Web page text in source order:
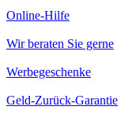
Online-Hilfe
Wir beraten Sie gerne
Werbegeschenke
Geld-Zurück-Garantie